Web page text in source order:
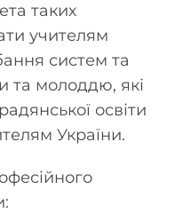
таких
учителям
систем та
та молоддю, які
освіти
України.